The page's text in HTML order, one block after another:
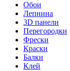
Обои
Лепнина
3D панели
Перегородки
Фрески
Краски
Балки
Клей